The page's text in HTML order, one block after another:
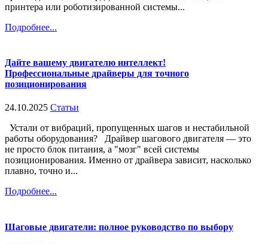
принтера или роботизированной системы...
Подробнее...
Дайте вашему двигателю интеллект!
Профессиональные драйверы для точного
позиционирования
24.10.2025 Статьи
Устали от вибраций, пропущенных шагов и нестабильной
работы оборудования? Драйвер шагового двигателя — это
не просто блок питания, а "мозг" всей системы
позиционирования. Именно от драйвера зависит, насколько
плавно, точно и...
Подробнее...
Шаговые двигатели: полное руководство по выбору